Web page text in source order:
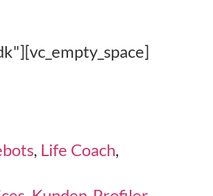
, Life Coach,